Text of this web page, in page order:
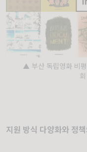
▲ 부산 독립영화 비
지원 방식 다양화와 정